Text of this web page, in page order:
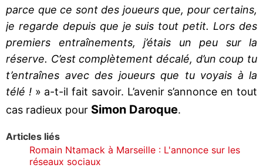
parce que ce sont des joueurs que, pour certains,
je regarde depuis que je suis tout petit. Lors des
premiers entraînements, j’étais un peu sur la
réserve. C’est complètement décalé, d’un coup tu
t’entraînes avec des joueurs que tu voyais à la
télé !» a-t-il fait savoir. L’avenir s’annonce en tout
cas radieux pour Simon Daroque.
Articles liés
Romain Ntamack à Marseille : L'annonce sur les
réseaux sociaux